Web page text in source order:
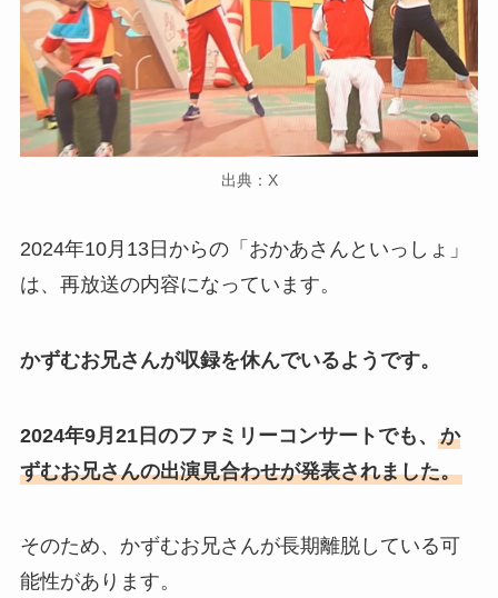
出典：X
2024年10月13日からの「おかあさんといっしょ」
は、再放送の内容になっています。
かずむお兄さんが収録を休んでいるようです。
2024年9月21日のファミリーコンサートでも、 か
ずむお兄さんの出演見合わせが発表されました。
そのため、かずむお兄さんが長期離脱している可
能性があります。